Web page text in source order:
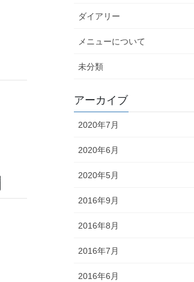
ダイアリー
メニューについて
未分類
アーカイブ
2020年7月
2020年6月
2020年5月
2016年9月
2016年8月
2016年7月
2016年6月